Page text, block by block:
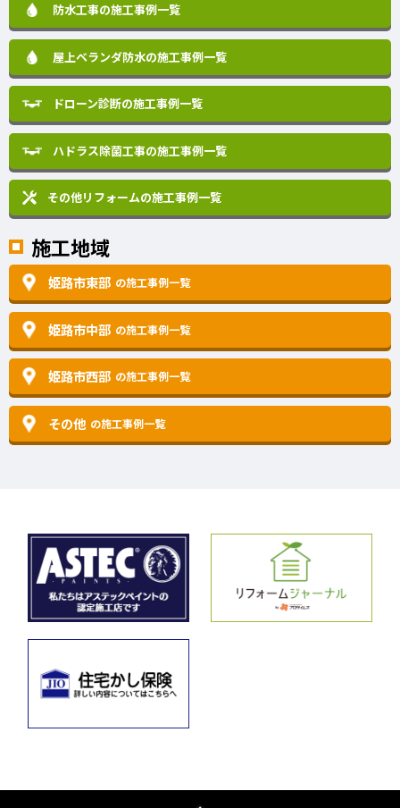
防水工事の施工事例一覧
屋上ベランダ防水の施工事例一覧
ドローン診断の施工事例一覧
ハドラス除菌工事の施工事例一覧
その他リフォームの施工事例一覧
施工地域
姫路市東部 の施工事例一覧
姫路市中部 の施工事例一覧
姫路市西部 の施工事例一覧
その他 の施工事例一覧